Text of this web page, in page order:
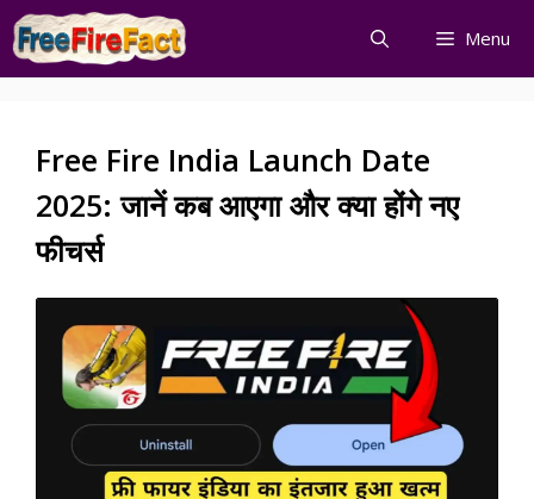
Skip
to
Menu
Free Fire India Launch Date
2025: जानें कब आएगा और क्या होंगे नए
फीचर्स